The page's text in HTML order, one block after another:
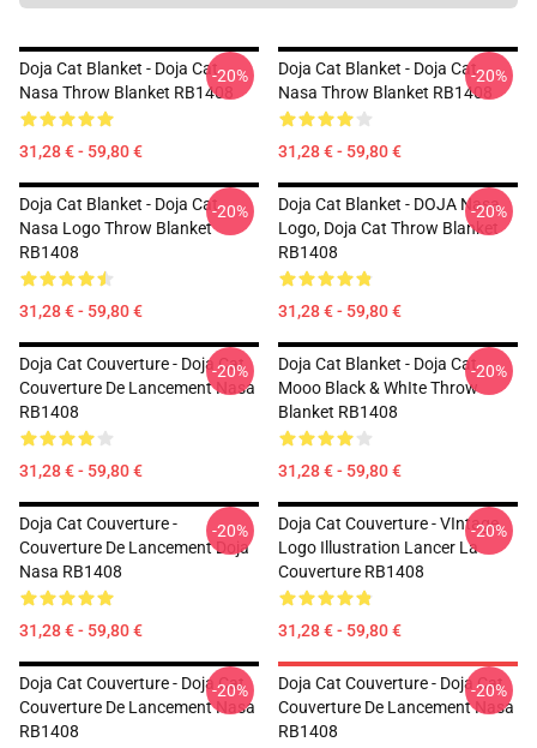
Doja Cat Blanket - Doja Cat
Nasa Throw Blanket RB1408
31,28 € - 59,80 €
-20%
Doja Cat Blanket - Doja Cat
Nasa Throw Blanket RB1408
31,28 € - 59,80 €
-20%
Doja Cat Blanket - Doja Cat
Nasa Logo Throw Blanket
RB1408
31,28 € - 59,80 €
-20%
Doja Cat Blanket - DOJA Nasa
Logo, Doja Cat Throw Blanket
RB1408
31,28 € - 59,80 €
-20%
Doja Cat Couverture - Doja Cat
Couverture De Lancement Nasa
RB1408
31,28 € - 59,80 €
-20%
Doja Cat Blanket - Doja Cat
Mooo Black & WhIte Throw
Blanket RB1408
31,28 € - 59,80 €
-20%
Doja Cat Couverture -
Couverture De Lancement Doja
Nasa RB1408
31,28 € - 59,80 €
-20%
Doja Cat Couverture - VIntage
Logo Illustration Lancer La
Couverture RB1408
31,28 € - 59,80 €
-20%
Doja Cat Couverture - Doja Cat
Couverture De Lancement Nasa
RB1408
-20%
Doja Cat Couverture - Doja Cat
Couverture De Lancement Nasa
RB1408
-20%